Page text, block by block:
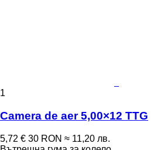
1
Camera de aer 5,00×12 TTG
5,72 € 30 RON ≈ 11,20 лв.